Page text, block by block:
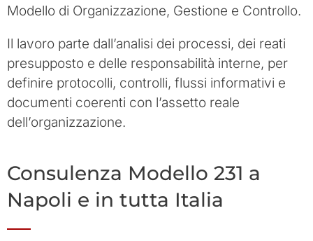
Modello di Organizzazione, Gestione e Controllo.
Il lavoro parte dall’analisi dei processi, dei reati
presupposto e delle responsabilità interne, per
definire protocolli, controlli, flussi informativi e
documenti coerenti con l’assetto reale
dell’organizzazione.
Consulenza Modello 231 a
Napoli e in tutta Italia